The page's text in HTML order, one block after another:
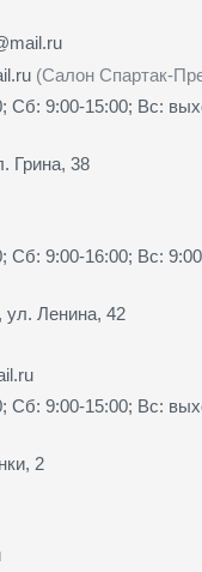
(Салон Спартак-
Сб: 9:00-15:00; Вс:
Грина, 38
Сб: 9:00-16:00; Вс:
ул. Ленина, 42
Сб: 9:00-15:00; Вс:
2